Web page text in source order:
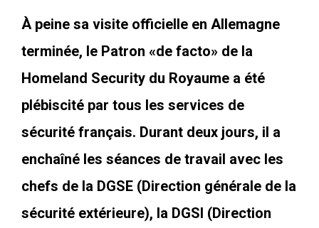
À peine sa visite officielle en Allemagne
terminée, le Patron «de facto» de la
Homeland Security du Royaume a été
plébiscité par tous les services de
sécurité français. Durant deux jours, il a
enchaîné les séances de travail avec les
chefs de la DGSE (Direction générale de la
sécurité extérieure), la DGSI (Direction